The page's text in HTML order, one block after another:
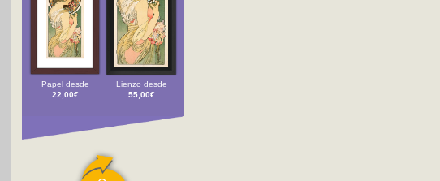
Papel desde
22,00€
Lienzo desde
55,00€